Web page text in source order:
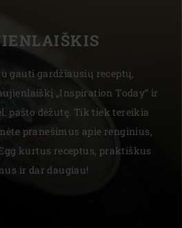
gauti gardžiausių receptų,
„Inspiration Today“ ir
pašto dėžutę. Tik tiek tereikia
pranešimus apie renginius,
kurtus receptus, praktiškus
ir dar daugiau!